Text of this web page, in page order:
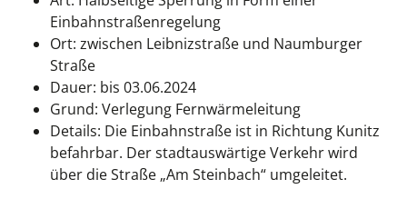
Einbahnstraßenregelung
Ort: zwischen Leibnizstraße und Naumburger
Straße
Dauer: bis 03.06.2024
Grund: Verlegung Fernwärmeleitung
Details: Die Einbahnstraße ist in Richtung Kunitz
befahrbar. Der stadtauswärtige Verkehr wird
über die Straße „Am Steinbach“ umgeleitet.